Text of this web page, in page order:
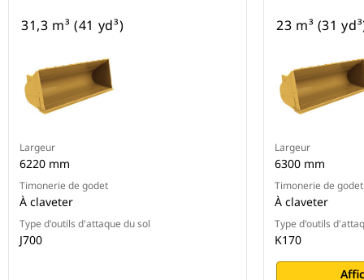
31,3 m³ (41 yd³)
Largeur
6220 mm
Timonerie de godet
À claveter
Type d'outils d'attaque du sol
J700
23 m³ (31
Largeur
6300 mm
Timonerie de godet
À claveter
Type d'outils
K170